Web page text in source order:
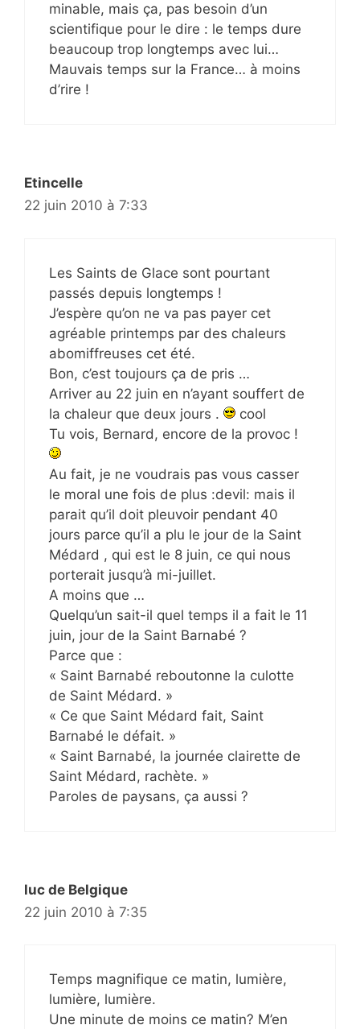
minable, mais ça, pas besoin d’un
scientifique pour le dire : le temps dure
beaucoup trop longtemps avec lui…
Mauvais temps sur la France… à moins
d’rire !
Etincelle
22 juin 2010 à 7:33
Les Saints de Glace sont pourtant
passés depuis longtemps !
J’espère qu’on ne va pas payer cet
agréable printemps par des chaleurs
abomiffreuses cet été.
Bon, c’est toujours ça de pris …
Arriver au 22 juin en n’ayant souffert de
la chaleur que deux jours .
cool
Tu vois, Bernard, encore de la provoc !
Au fait, je ne voudrais pas vous casser
le moral une fois de plus :devil: mais il
parait qu’il doit pleuvoir pendant 40
jours parce qu’il a plu le jour de la Saint
Médard , qui est le 8 juin, ce qui nous
porterait jusqu’à mi-juillet.
A moins que …
Quelqu’un sait-il quel temps il a fait le 11
juin, jour de la Saint Barnabé ?
Parce que :
« Saint Barnabé reboutonne la culotte
de Saint Médard. »
« Ce que Saint Médard fait, Saint
Barnabé le défait. »
« Saint Barnabé, la journée clairette de
Saint Médard, rachète. »
Paroles de paysans, ça aussi ?
luc de Belgique
22 juin 2010 à 7:35
Temps magnifique ce matin, lumière,
lumière, lumière.
Une minute de moins ce matin? M’en